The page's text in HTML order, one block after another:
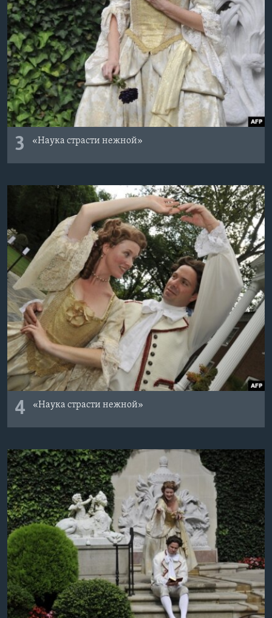
3 «Наука страсти нежной»
4 «Наука страсти нежной»